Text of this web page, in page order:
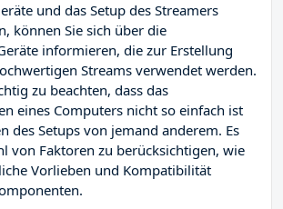
und das Setup des Streamers
können Sie sich über die
informieren, die zur Erstellung
Streams verwendet werden.
zu beachten, dass das
eines Computers nicht so einfach ist
des Setups von jemand anderem. Es
von Faktoren zu berücksichtigen, wie
Vorlieben und Kompatibilität